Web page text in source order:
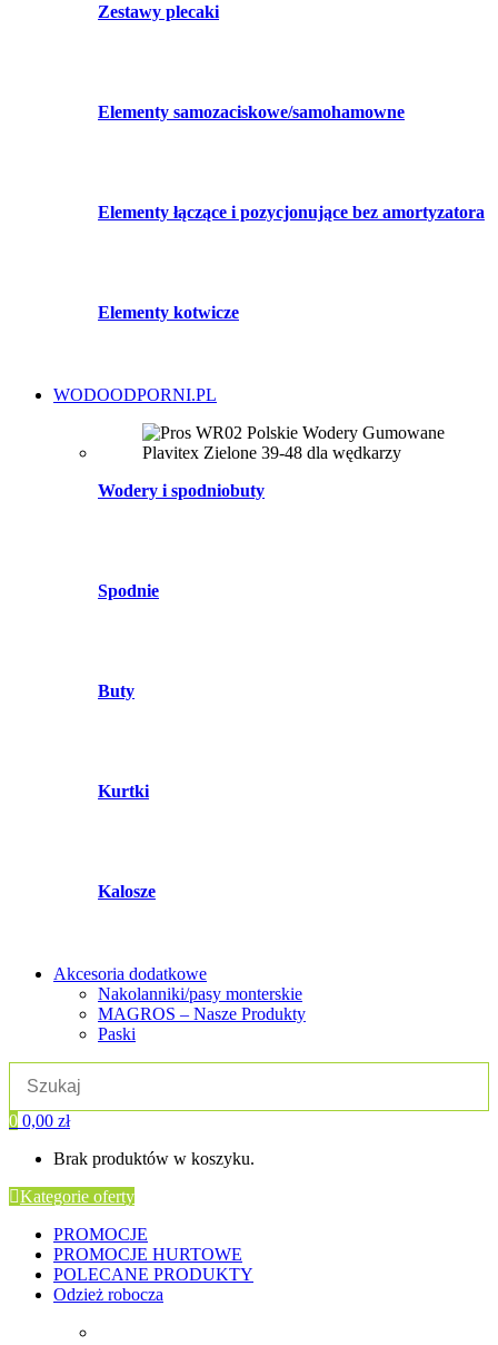
Zestawy plecaki
Elementy samozaciskowe/samohamowne
Elementy łączące i pozycjonujące bez amortyzatora
Elementy kotwicze
WODOODPORNI.PL
Wodery i spodniobuty
Spodnie
Buty
Kurtki
Kalosze
Akcesoria dodatkowe
Nakolanniki/pasy monterskie
MAGROS – Nasze Produkty
Paski
0 0,00 zł
Brak produktów w koszyku.
Kategorie oferty
PROMOCJE
PROMOCJE HURTOWE
POLECANE PRODUKTY
Odzież robocza